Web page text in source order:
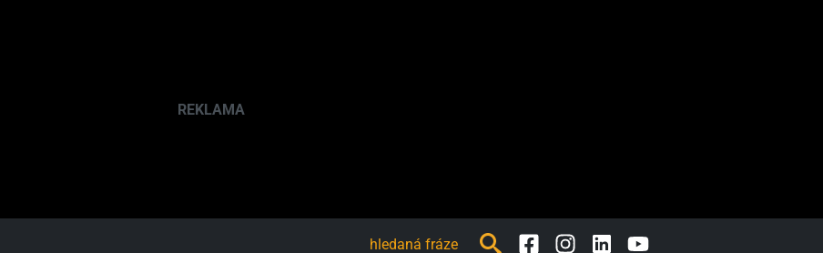
FacebookInstagramLinkedInYoutube